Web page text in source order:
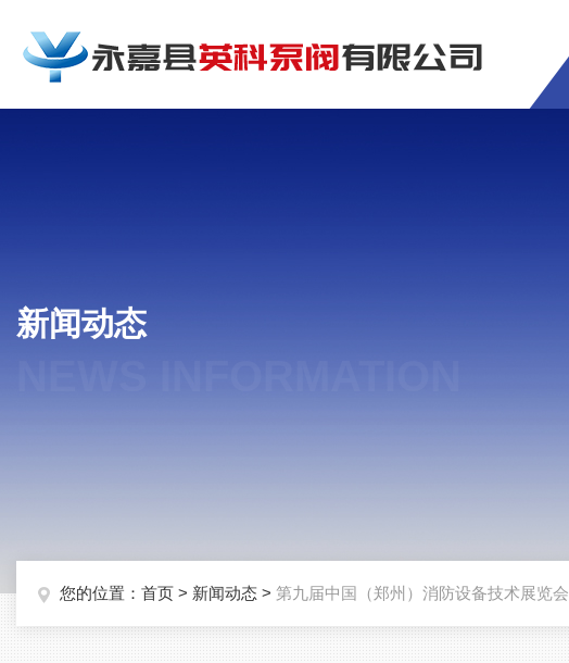
新闻动态
您的位置： 首页 > 新闻动态 > 第九届中国（郑州）消防设备技术展览会